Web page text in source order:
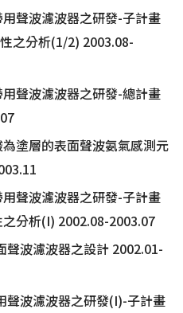
聲波濾波器之研發-子計畫
之分析(1/2) 2003.08-
聲波濾波器之研發-總計畫
塗層的表面聲波氨氣感測元
聲波濾波器之研發-子計畫
分析(I) 2002.08-2003.07
聲波濾波器之設計 2002.01-
聲波濾波器之研發(I)-子計畫